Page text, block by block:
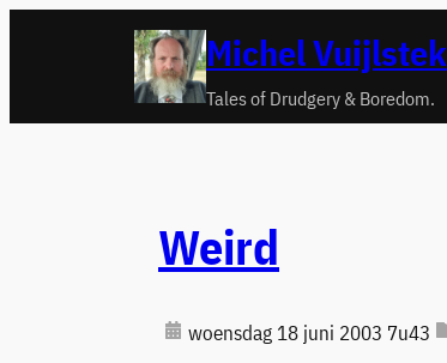
Michel
Tales of Drudgery & Boredom.
Weird
woensdag 18 juni 2003 7u43